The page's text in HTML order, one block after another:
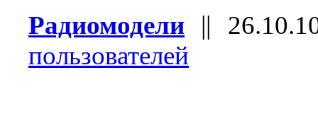
Радиомодели ||
пользователей